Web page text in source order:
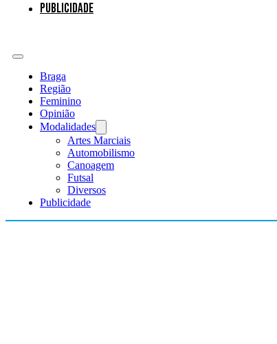
Publicidade
Braga
Região
Feminino
Opinião
Modalidades
Artes Marciais
Automobilismo
Canoagem
Futsal
Diversos
Publicidade